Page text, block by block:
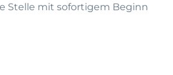
Stelle mit sofortigem Beginn